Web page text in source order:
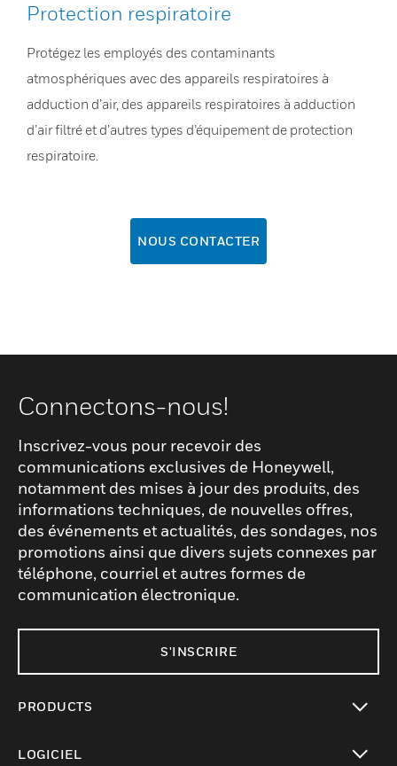
Protection respiratoire
Protégez les employés des contaminants
atmosphériques avec des appareils respiratoires à
adduction d’air, des appareils respiratoires à adduction
d’air filtré et d’autres types d’équipement de protection
respiratoire.
NOUS CONTACTER
Connectons-nous!
Inscrivez-vous pour recevoir des
communications exclusives de Honeywell,
notamment des mises à jour des produits, des
informations techniques, de nouvelles offres,
des événements et actualités, des sondages, nos
promotions ainsi que divers sujets connexes par
téléphone, courriel et autres formes de
communication électronique.
S'INSCRIRE
PRODUCTS
LOGICIEL